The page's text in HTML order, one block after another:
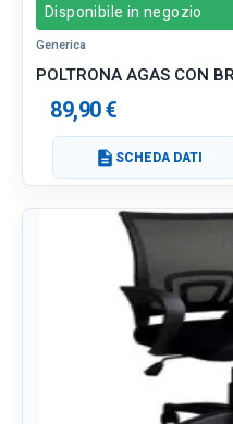
Disponibile in negozio
Generica
POLTRONA AGAS CON
89,90 €
description SCHEDA DATI